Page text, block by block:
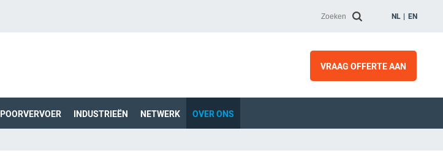
NL EN
VRAAG OFFERTE AAN
INDUSTRIEËN NETWERK OVER ONS